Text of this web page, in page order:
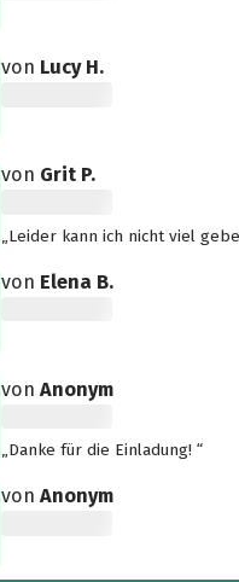
von Lucy H.
von Grit P.
„Leider kann ich nicht viel
von Elena B.
vonAnonym
„Danke für die Einladung! “
vonAnonym